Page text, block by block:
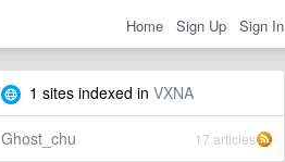
Home Sign Up Sign In
1 sites indexed in VXNA
Ghost_chu 17 articles